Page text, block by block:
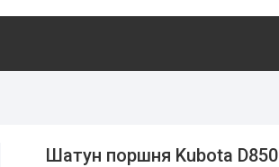
Шатун поршня Kubota D850